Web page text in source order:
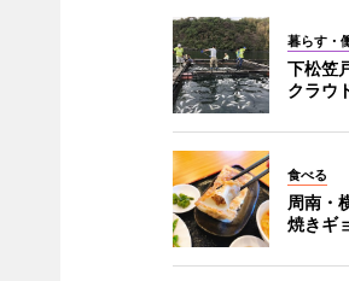
暮らす・
下松笠
クラウ
食べる
周南・
焼きギ